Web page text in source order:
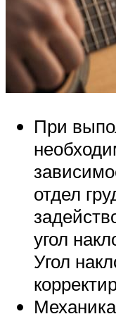
При
отдел
угол
Угол